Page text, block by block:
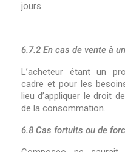
jours.
6.7.2 En cas de vente à
L’acheteur étant un
cadre et pour les
lieu d’appliquer le droit
de la consommation.
6.8 Cas fortuits ou de